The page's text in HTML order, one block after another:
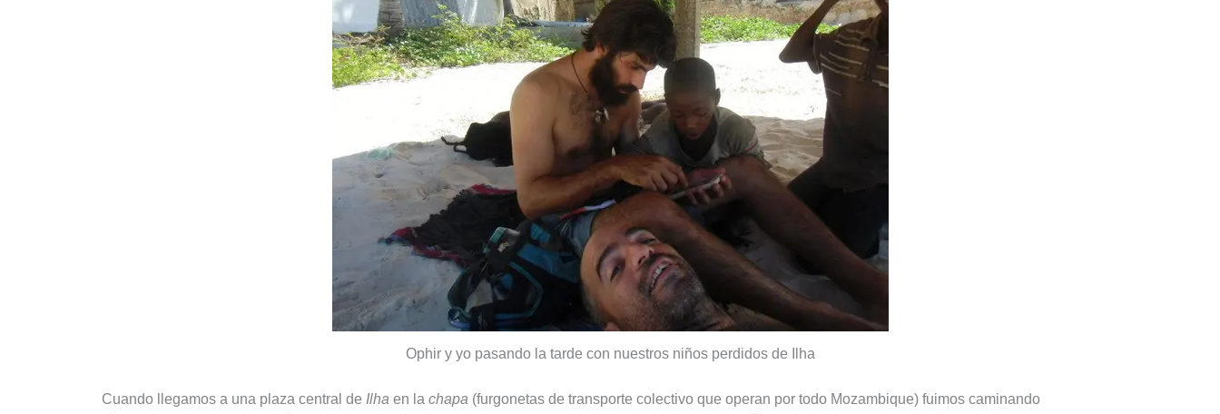
Ophir y yo pasando la tarde con nuestros niños perdidos de Ilha
Cuando llegamos a una plaza central de Ilha en la chapa (furgonetas de transporte colectivo que operan por todo Mozambique) fuimos caminando